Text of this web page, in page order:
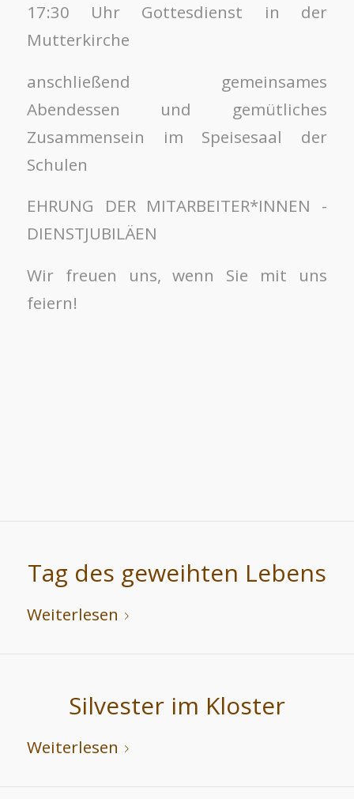
17:30 Uhr Gottesdienst in der
Mutterkirche
anschließend gemeinsames
Abendessen und gemütliches
Zusammensein im Speisesaal der
Schulen
EHRUNG DER MITARBEITER*INNEN -
DIENSTJUBILÄEN
Wir freuen uns, wenn Sie mit uns
feiern!
Tag des geweihten Lebens
Weiterlesen
Silvester im Kloster
Weiterlesen